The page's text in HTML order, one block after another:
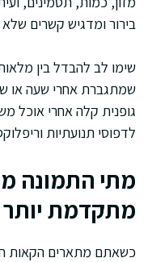
בירור ומדגיש קשרים
שימו לב להבדל בין
שמתגברת אחרי שעה או
גופנית קלה אחרי אוכל
לדפוסי תנועתיות
מתי התמונה
מתקדמת יותר
כשאתם מתארים הקאות